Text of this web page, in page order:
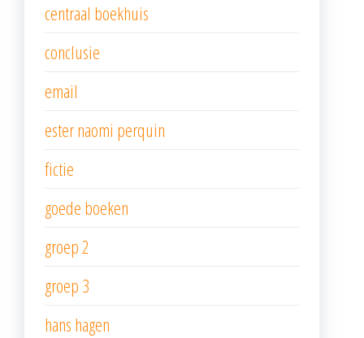
centraal boekhuis
conclusie
email
ester naomi perquin
fictie
goede boeken
groep 2
groep 3
hans hagen